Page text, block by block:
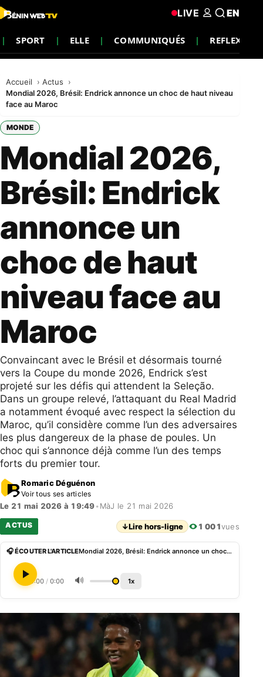
SPORT ELLE COMMUNIQUÉS REFLEXION
LIVE EN
Accueil
Actus
Mondial 2026, Brésil: Endrick annonce un choc de haut niveau
face au Maroc
MONDE
Mondial 2026,
Brésil: Endrick
annonce un
choc de haut
niveau face au
Maroc
Convaincant avec le Brésil et désormais tourné
vers la Coupe du monde 2026, Endrick s’est
projeté sur les défis qui attendent la Seleção.
Dans un groupe relevé, l’attaquant du Real Madrid
a notamment évoqué avec respect la sélection du
Maroc, qu’il considère comme l’un des adversaires
les plus dangereux de la phase de poules. Un
choc qui s’annonce déjà comme l’un des temps
forts du premier tour.
Romaric Déguénon
Voir tous ses articles
Le 21 mai 2026 à 19:49• MàJ le 21 mai 2026
ACTUS ↓Lire hors-ligne 1 001vues
🎧 ÉCOUTER L'ARTICLE Mondial 2026, Brésil: Endrick annonce un choc de haut niveau face au Maroc
0:00 / 0:00 🔊 1x